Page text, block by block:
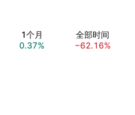
1个月
0.37%
全部时间
−62.16%